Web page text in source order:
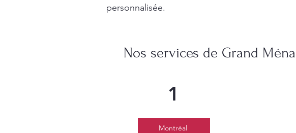
personnalisée.
Nos services de Grand
1
Montréal